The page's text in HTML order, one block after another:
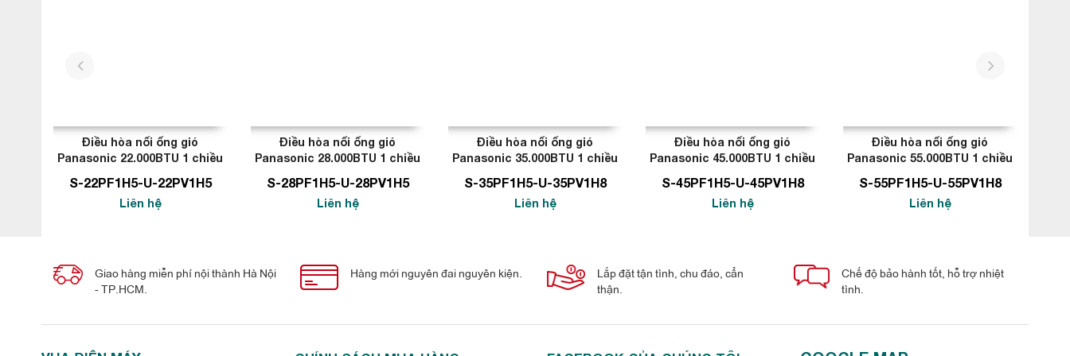
Điều hòa nối ống gió
Panasonic 22.000BTU 1 chiều
S-22PF1H5-U-22PV1H5
Liên hệ
Điều hòa nối ống gió
Panasonic 28.000BTU 1 chiều
S-28PF1H5-U-28PV1H5
Liên hệ
Điều hòa nối ống gió
Panasonic 35.000BTU 1 chiều
S-35PF1H5-U-35PV1H8
Liên hệ
Điều hòa nối ống gió
Panasonic 45.000BTU 1 chiều
S-45PF1H5-U-45PV1H8
Liên hệ
Điều hòa nối ống gió
Panasonic 55.000BTU 1 chiều
S-55PF1H5-U-55PV1H8
Liên hệ
Giao hàng miễn phí nội thành Hà Nội
- TP.HCM.
Hàng mới nguyên đai nguyên kiện.
Lắp đặt tận tình, chu đáo, cẩn
thận.
Chế độ bảo hành tốt, hỗ trợ nhiệt
tình.